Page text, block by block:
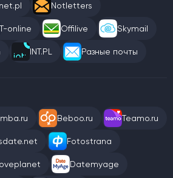
Notletters
T-online Offilive Skymail
INT.PL Разные почты
Beboo.ru Teamo.ru
Fotostrana
Datemyage